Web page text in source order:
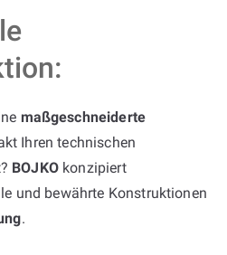
maßgeschneiderte
Ihren technischen
BOJKOkonzipiert
und bewährte Konstruktionen
.